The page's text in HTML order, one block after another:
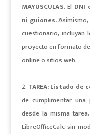
MAYÚSCULAS.El DNI
ni guiones.
cuestionario,
proyecto en formato
online o sitios web.
TAREA: Listado
de cumplimentar
desde la misma
LibreOfficeCalc sin